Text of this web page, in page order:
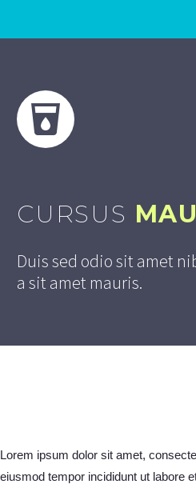
CURSUS
Duis sed odio sit amet
a sit amet mauris.
Lorem ipsum dolor sit amet,
eiusmod tempor incididunt ut labore